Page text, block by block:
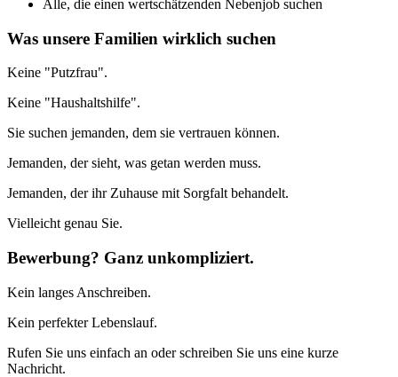
Alle, die einen wertschätzenden Nebenjob suchen
Was unsere Familien wirklich suchen
Keine "Putzfrau".
Keine "Haushaltshilfe".
Sie suchen jemanden, dem sie vertrauen können.
Jemanden, der sieht, was getan werden muss.
Jemanden, der ihr Zuhause mit Sorgfalt behandelt.
Vielleicht genau Sie.
Bewerbung? Ganz unkompliziert.
Kein langes Anschreiben.
Kein perfekter Lebenslauf.
Rufen Sie uns einfach an oder schreiben Sie uns eine kurze
Nachricht.